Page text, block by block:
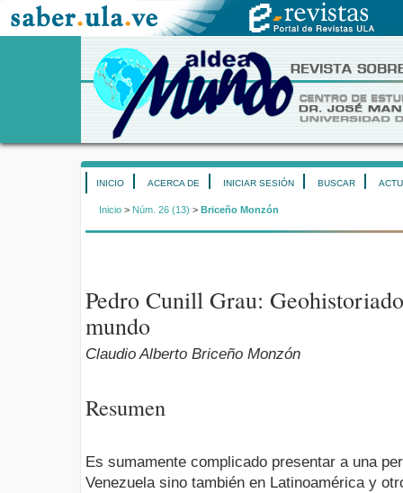
INICIO ACERCA DE INICIAR SESIÓN BUSCAR
Inicio > Núm. 26 (13) > Briceño Monzón
Pedro Cunill Grau:
mundo
Claudio Alberto Briceño Monzón
Resumen
Es sumamente complicado presentar a una
Venezuela sino también en Latinoamérica y